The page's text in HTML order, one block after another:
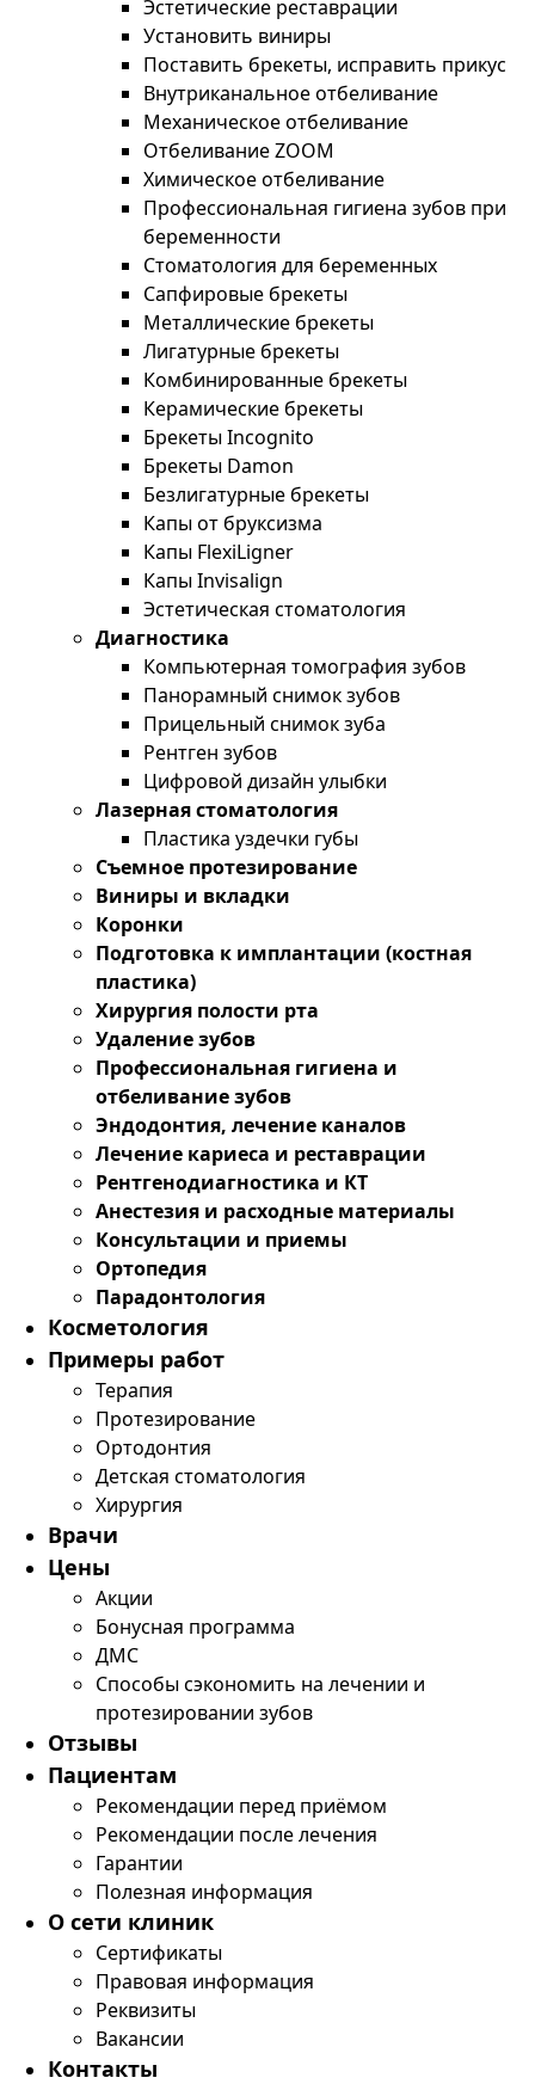
Эстетические реставрации
Установить виниры
Поставить брекеты, исправить прикус
Внутриканальное отбеливание
Механическое отбеливание
Отбеливание ZOOM
Химическое отбеливание
Профессиональная гигиена зубов при
беременности
Стоматология для беременных
Сапфировые брекеты
Металлические брекеты
Лигатурные брекеты
Комбинированные брекеты
Керамические брекеты
Брекеты Incognito
Брекеты Damon
Безлигатурные брекеты
Капы от бруксизма
Капы FlexiLigner
Капы Invisalign
Эстетическая стоматология
Диагностика
Компьютерная томография зубов
Панорамный снимок зубов
Прицельный снимок зуба
Рентген зубов
Цифровой дизайн улыбки
Лазерная стоматология
Пластика уздечки губы
Съемное протезирование
Виниры и вкладки
Коронки
Подготовка к имплантации (костная
пластика)
Хирургия полости рта
Удаление зубов
Профессиональная гигиена и
отбеливание зубов
Эндодонтия, лечение каналов
Лечение кариеса и реставрации
Рентгенодиагностика и КТ
Анестезия и расходные материалы
Консультации и приемы
Ортопедия
Парадонтология
Косметология
Примеры работ
Терапия
Протезирование
Ортодонтия
Детская стоматология
Хирургия
Врачи
Цены
Акции
Бонусная программа
ДМС
Способы сэкономить на лечении и
протезировании зубов
Отзывы
Пациентам
Рекомендации перед приёмом
Рекомендации после лечения
Гарантии
Полезная информация
О сети клиник
Сертификаты
Правовая информация
Реквизиты
Вакансии
Контакты